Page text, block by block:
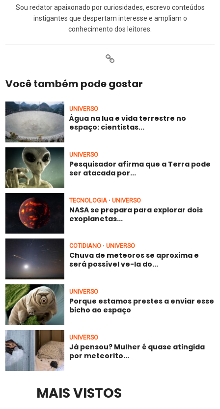
Sou redator apaixonado por curiosidades, escrevo conteúdos
instigantes que despertam interesse e ampliam o
conhecimento dos leitores.
Você também pode gostar
UNIVERSO
Água na lua e vida terrestre no
espaço: cientistas...
UNIVERSO
Pesquisador afirma que a Terra pode
ser atacada por...
TECNOLOGIA • UNIVERSO
NASA se prepara para explorar dois
exoplanetas...
COTIDIANO • UNIVERSO
Chuva de meteoros se aproxima e
será possível ve-la do...
UNIVERSO
Porque estamos prestes a enviar esse
bicho ao espaço
UNIVERSO
Já pensou? Mulher é quase atingida
por meteorito...
MAIS VISTOS